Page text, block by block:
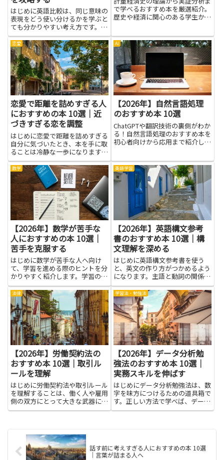
はじめに英語比較は、同じ意味の
表現をどう使い分けるかを学ぶと
ても分かりやすい考え方です。基
本を押さえると、文章の意味がと
ても伝わりやすくなり、会話の場
でも自分の気持ちを丁寧に伝えら
れるようになります。学習の実用
面では、日常のやりとりから仕
事...
で学べるおすすめ本を厳選紹介。
歴史や経済に関心のある学生から
恋愛
恋愛で距離を詰めすぎる人
におすすめの本 10選｜近
づきすぎる恋を調整
はじめに恋愛で距離を詰めすぎる
自分に気づいたとき、本を手に取
ることは冷静な一歩になります。
読むことで得られるのは、単なる
理屈ではなく「なぜそうしてしま
うのか」を理解する視点や、相手
との距離感を調整するための具体
的な考え方です。コミュニケー
シ...
AI
【2026年】自然言語処理
のおすすめ本 10選
ChatGPTや翻訳技術の裏側がわか
る！自然言語処理のおすすめ本を
初心者向けから応用まで紹介しま
数学
【2026年】数学が苦手な
人におすすめの本 10選｜
苦手を克服する
はじめに数学が苦手な人へ向け
て、学習を進める際のヒントを分
かりやすく紹介します。学習の入
口を間違えると苦手意識が強くな
ることがありますが、基礎の考え
方を丁寧に積み重ねられる本を手
に取ると、理解の速度が穏やかに
上がることが多いです。数字や図
形...
英語学習
【2026年】英語構文参考
書のおすすめ本 10選｜構
文理解を深める
はじめに英語構文参考書を使う
と、英文の作り方がつかめるよう
になります。主語と動詞の関係、
時制の使い分け、前置詞の役割な
ど、英語の基本のしくみを丁寧に
見ることができます。これを身に
つけると、長い文章も読みやすく
なり、伝えたい内容を正しく伝え
や...
法律
【2026年】労働契約法の
おすすめ本 10選｜取引ル
ールを理解
はじめに労働契約法や取引ルール
を理解することは、働く人や雇用
側の双方にとって大きな武器にな
ります。契約の基本的な仕組みを
見極められるため、不意のトラブ
ルを回避しやすくなります。判
例...
学習法・勉強法
【2026年】データ分析勉
強法のおすすめ本 10選｜
実務スキルを伸ばす
はじめにデータ分析勉強法は、数
字を味方につけるための道具箱で
す。正しい方法で学べば、データ
を見ただけで何が分かるのか、ど
に...
話す前に考えすぎる人におすすめの本 10選
｜言葉が詰まる人へ